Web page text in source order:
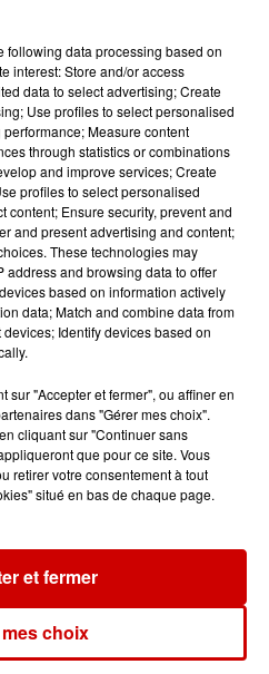
- Gagnez vos entrées
des zoos de nos
!
Vacances - Gagnez
en famille au cœur
Vacances : inscrivez-
following data processing based on
interest: Store and/or access
data to select advertising; Create
Use profiles to select personalised
Measure content
through statistics or combinations
and improve services; Create
profiles to select personalised
content; Ensure security, prevent and
and present advertising and content;
These technologies may
address and browsing data to offer
based on information actively
data; Match and combine data from
Identify devices based on
sur "Accepter et fermer", ou affiner en
dans "Gérer mes choix".
cliquant sur "Continuer sans
que pour ce site. Vous
retirer votre consentement à tout
situé en bas de chaque page.
choix
et fermer